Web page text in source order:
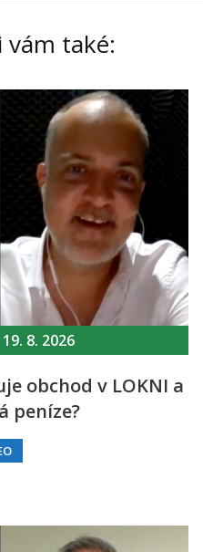
vám také:
8. 2026
obchod v LOKNI a
peníze?